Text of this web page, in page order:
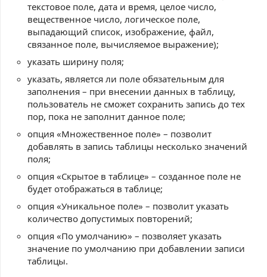
текстовое поле, дата и время, целое число,
вещественное число, логическое поле,
выпадающий список, изображение, файл,
связанное поле, вычисляемое выражение);
указать ширину поля;
указать, является ли поле обязательным для
заполнения – при внесении данных в таблицу,
пользователь не сможет сохранить запись до тех
пор, пока не заполнит данное поле;
опция «Множественное поле» – позволит
добавлять в запись таблицы несколько значений
поля;
опция «Скрытое в таблице» – созданное поле не
будет отображаться в таблице;
опция «Уникальное поле» – позволит указать
количество допустимых повторений;
опция «По умолчанию» – позволяет указать
значение по умолчанию при добавлении записи
таблицы.